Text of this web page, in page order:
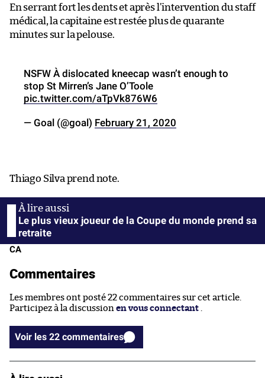
En serrant fort les dents et après l’intervention du staff
médical, la capitaine est restée plus de quarante
minutes sur la pelouse.
NSFW À dislocated kneecap wasn’t enough to
stop St Mirren’s Jane O’Toole
pic.twitter.com/aTpVk876W6
— Goal (@goal) February 21, 2020
Thiago Silva prend note.
Le plus vieux joueur de la Coupe du monde prend sa
retraite
CA
Commentaires
Les membres ont posté 22 commentaires sur cet article.
Participez à la discussion en vous connectant .
Voir les 22 commentaires